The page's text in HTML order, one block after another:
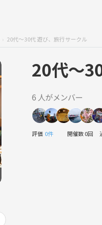
20代〜30代 遊び、旅行サークル
20代〜
6 人がメンバー
評価 0件 開催数 0回